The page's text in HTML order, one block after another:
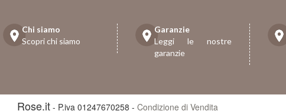
Chi siamo
Scopri chi siamo
Garanzie
Leggi le nostre
garanzie
Rose.it - P.iva 01247670258 - Condizione di Vendita